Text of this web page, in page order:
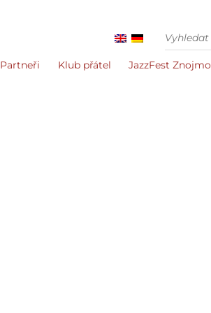
Partneři Klub přátel JazzFest Znojmo